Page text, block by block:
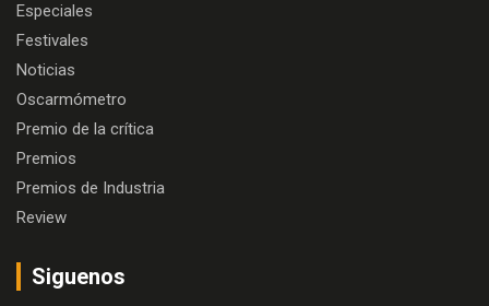
Especiales
Festivales
Noticias
Oscarmómetro
Premio de la crítica
Premios
Premios de Industria
Review
Siguenos